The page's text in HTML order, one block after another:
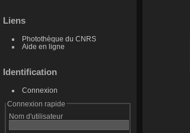
Liens
Photothèque du CNRS
Aide en ligne
Identification
Connexion
Connexion rapide
Nom d'utilisateur